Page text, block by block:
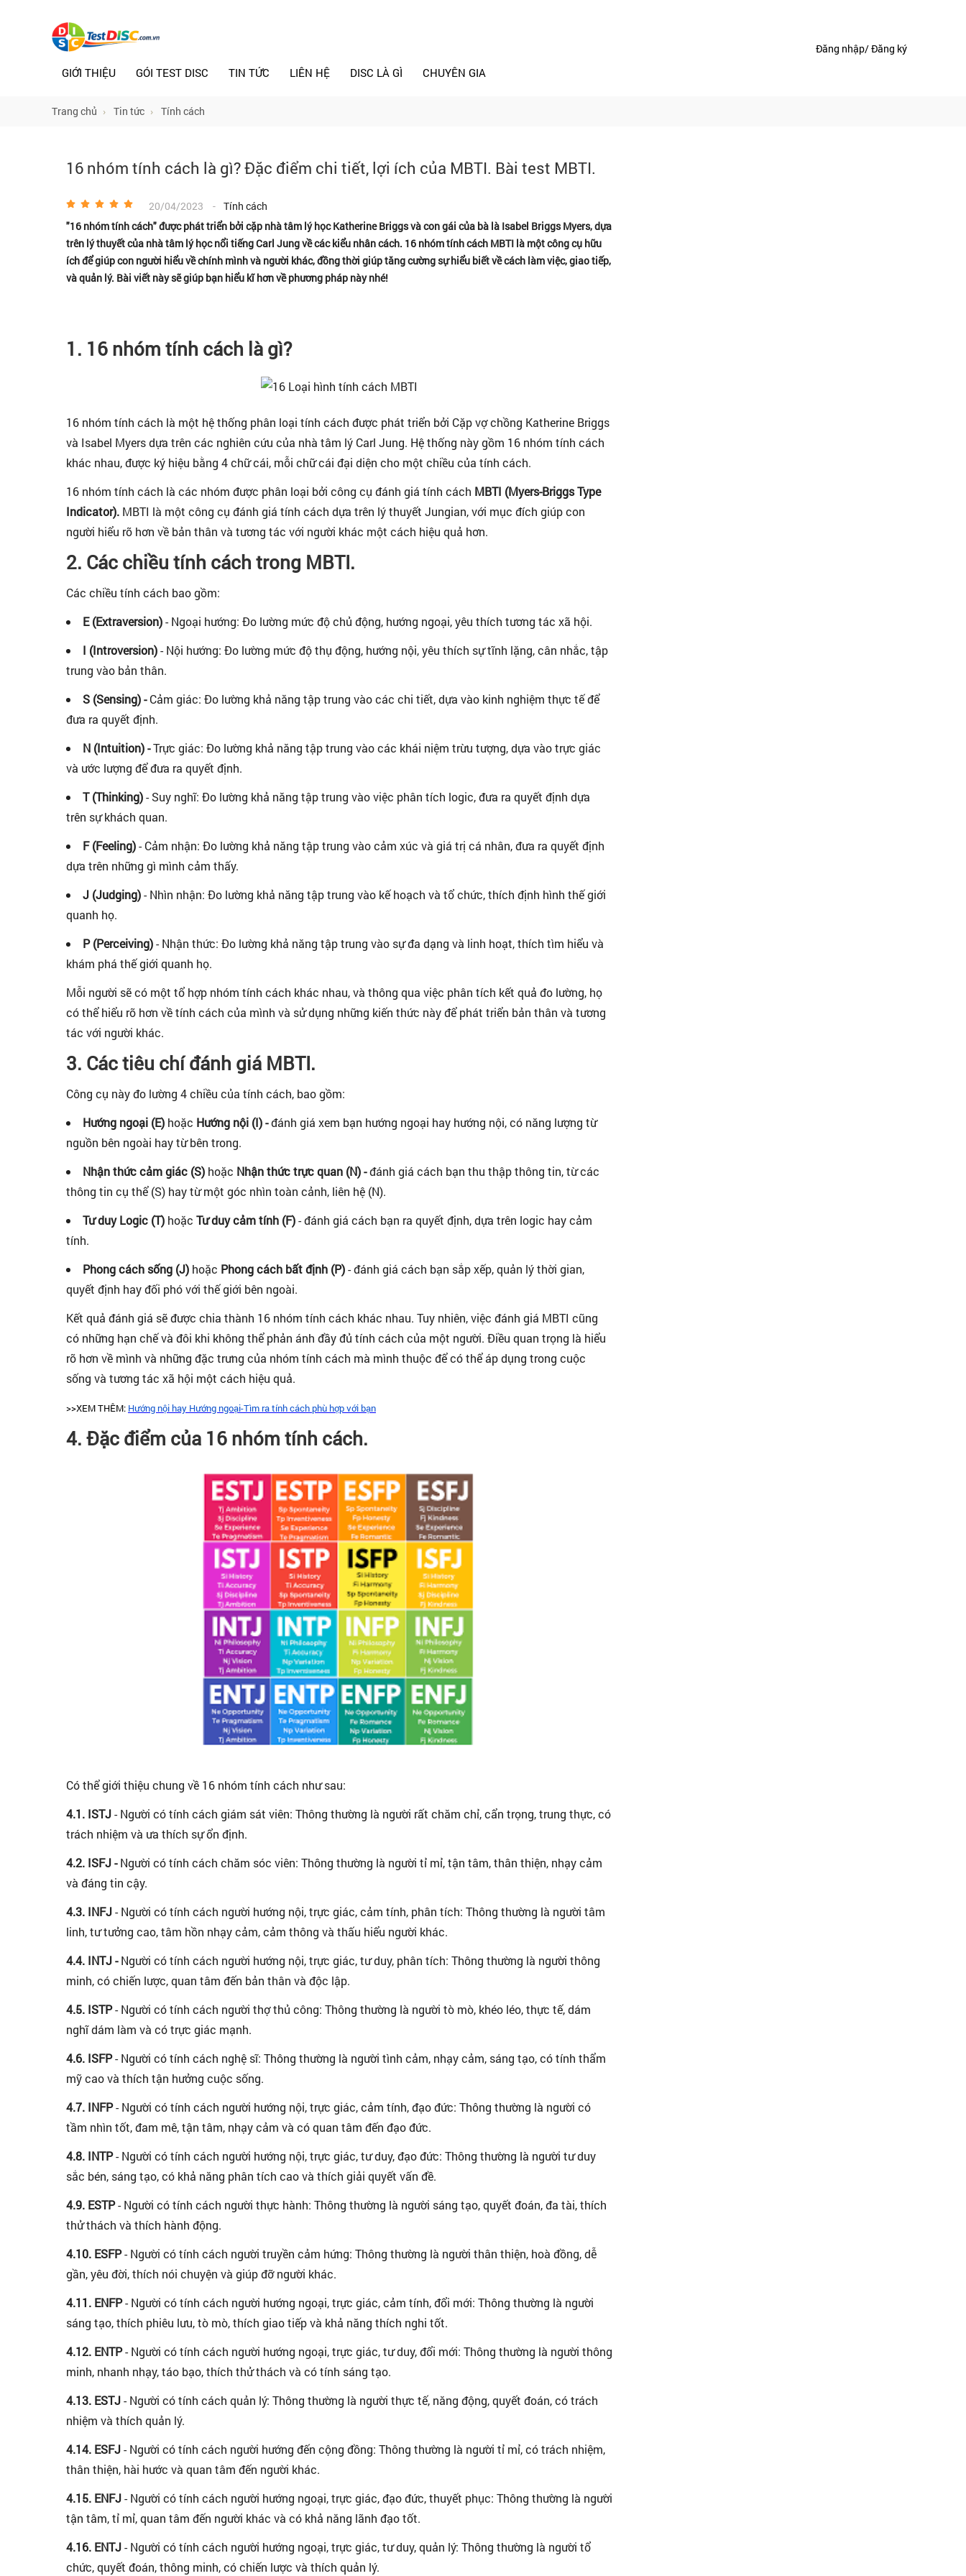
GIỚI THIỆU GÓI TEST DISC TIN TỨC LIÊN HỆ DISC LÀ GÌ CHUYÊN GIA
Đăng nhập/ Đăng ký
Trang chủ Tin tức Tính cách
16 nhóm tính cách là gì? Đặc điểm chi tiết, lợi ích của MBTI. Bài test MBTI.
20/04/2023 - Tính cách
"16 nhóm tính cách" được phát triển bởi cặp nhà tâm lý học Katherine Briggs và con gái của bà là Isabel Briggs Myers, dựa
trên lý thuyết của nhà tâm lý học nổi tiếng Carl Jung về các kiểu nhân cách. 16 nhóm tính cách MBTI là một công cụ hữu
ích để giúp con người hiểu về chính mình và người khác, đồng thời giúp tăng cường sự hiểu biết về cách làm việc, giao tiếp,
và quản lý. Bài viết này sẽ giúp bạn hiểu kĩ hơn về phương pháp này nhé!
1. 16 nhóm tính cách là gì?
16 nhóm tính cách là một hệ thống phân loại tính cách được phát triển bởi Cặp vợ chồng Katherine Briggs
và Isabel Myers dựa trên các nghiên cứu của nhà tâm lý Carl Jung. Hệ thống này gồm 16 nhóm tính cách
khác nhau, được ký hiệu bằng 4 chữ cái, mỗi chữ cái đại diện cho một chiều của tính cách.
16 nhóm tính cách là các nhóm được phân loại bởi công cụ đánh giá tính cách MBTI (Myers-Briggs Type
Indicator). MBTI là một công cụ đánh giá tính cách dựa trên lý thuyết Jungian, với mục đích giúp con
người hiểu rõ hơn về bản thân và tương tác với người khác một cách hiệu quả hơn.
2. Các chiều tính cách trong MBTI.
Các chiều tính cách bao gồm:
E (Extraversion)- Ngoại hướng: Đo lường mức độ chủ động, hướng ngoại, yêu thích tương tác xã hội.
I (Introversion)- Nội hướng: Đo lường mức độ thụ động, hướng nội, yêu thích sự tĩnh lặng, cân nhắc, tập
trung vào bản thân.
S (Sensing) -Cảm giác: Đo lường khả năng tập trung vào các chi tiết, dựa vào kinh nghiệm thực tế để
đưa ra quyết định.
N (Intuition) -Trực giác: Đo lường khả năng tập trung vào các khái niệm trừu tượng, dựa vào trực giác
và ước lượng để đưa ra quyết định.
T (Thinking)- Suy nghĩ: Đo lường khả năng tập trung vào việc phân tích logic, đưa ra quyết định dựa
trên sự khách quan.
F (Feeling)- Cảm nhận: Đo lường khả năng tập trung vào cảm xúc và giá trị cá nhân, đưa ra quyết định
dựa trên những gì mình cảm thấy.
J (Judging)- Nhìn nhận: Đo lường khả năng tập trung vào kế hoạch và tổ chức, thích định hình thế giới
quanh họ.
P (Perceiving)- Nhận thức: Đo lường khả năng tập trung vào sự đa dạng và linh hoạt, thích tìm hiểu và
khám phá thế giới quanh họ.
Mỗi người sẽ có một tổ hợp nhóm tính cách khác nhau, và thông qua việc phân tích kết quả đo lường, họ
có thể hiểu rõ hơn về tính cách của mình và sử dụng những kiến thức này để phát triển bản thân và tương
tác với người khác.
3. Các tiêu chí đánh giá MBTI.
Công cụ này đo lường 4 chiều của tính cách, bao gồm:
Hướng ngoại (E) hoặc Hướng nội (I) -đánh giá xem bạn hướng ngoại hay hướng nội, có năng lượng từ
nguồn bên ngoài hay từ bên trong.
Nhận thức cảm giác (S) hoặc Nhận thức trực quan (N) -đánh giá cách bạn thu thập thông tin, từ các
thông tin cụ thể (S) hay từ một góc nhìn toàn cảnh, liên hệ (N).
Tư duy Logic (T) hoặc Tư duy cảm tính (F)- đánh giá cách bạn ra quyết định, dựa trên logic hay cảm
tính.
Phong cách sống (J) hoặc Phong cách bất định (P)- đánh giá cách bạn sắp xếp, quản lý thời gian,
quyết định hay đối phó với thế giới bên ngoài.
Kết quả đánh giá sẽ được chia thành 16 nhóm tính cách khác nhau. Tuy nhiên, việc đánh giá MBTI cũng
có những hạn chế và đôi khi không thể phản ánh đầy đủ tính cách của một người. Điều quan trọng là hiểu
rõ hơn về mình và những đặc trưng của nhóm tính cách mà mình thuộc để có thể áp dụng trong cuộc
sống và tương tác xã hội một cách hiệu quả.
>>XEM THÊM: Hướng nội hay Hướng ngoại-Tìm ra tính cách phù hợp với bạn
4. Đặc điểm của 16 nhóm tính cách.
Có thể giới thiệu chung về 16 nhóm tính cách như sau:
4.1. ISTJ- Người có tính cách giám sát viên: Thông thường là người rất chăm chỉ, cẩn trọng, trung thực, có
trách nhiệm và ưa thích sự ổn định.
4.2. ISFJ -Người có tính cách chăm sóc viên: Thông thường là người tỉ mỉ, tận tâm, thân thiện, nhạy cảm
và đáng tin cậy.
4.3. INFJ- Người có tính cách người hướng nội, trực giác, cảm tính, phân tích: Thông thường là người tâm
linh, tư tưởng cao, tâm hồn nhạy cảm, cảm thông và thấu hiểu người khác.
4.4. INTJ -Người có tính cách người hướng nội, trực giác, tư duy, phân tích: Thông thường là người thông
minh, có chiến lược, quan tâm đến bản thân và độc lập.
4.5. ISTP- Người có tính cách người thợ thủ công: Thông thường là người tò mò, khéo léo, thực tế, dám
nghĩ dám làm và có trực giác mạnh.
4.6. ISFP- Người có tính cách nghệ sĩ: Thông thường là người tình cảm, nhạy cảm, sáng tạo, có tính thẩm
mỹ cao và thích tận hưởng cuộc sống.
4.7. INFP- Người có tính cách người hướng nội, trực giác, cảm tính, đạo đức: Thông thường là người có
tầm nhìn tốt, đam mê, tận tâm, nhạy cảm và có quan tâm đến đạo đức.
4.8. INTP- Người có tính cách người hướng nội, trực giác, tư duy, đạo đức: Thông thường là người tư duy
sắc bén, sáng tạo, có khả năng phân tích cao và thích giải quyết vấn đề.
4.9. ESTP- Người có tính cách người thực hành: Thông thường là người sáng tạo, quyết đoán, đa tài, thích
thử thách và thích hành động.
4.10. ESFP- Người có tính cách người truyền cảm hứng: Thông thường là người thân thiện, hoà đồng, dễ
gần, yêu đời, thích nói chuyện và giúp đỡ người khác.
4.11. ENFP- Người có tính cách người hướng ngoại, trực giác, cảm tính, đổi mới: Thông thường là người
sáng tạo, thích phiêu lưu, tò mò, thích giao tiếp và khả năng thích nghi tốt.
4.12. ENTP- Người có tính cách người hướng ngoại, trực giác, tư duy, đổi mới: Thông thường là người thông
minh, nhanh nhạy, táo bạo, thích thử thách và có tính sáng tạo.
4.13. ESTJ- Người có tính cách quản lý: Thông thường là người thực tế, năng động, quyết đoán, có trách
nhiệm và thích quản lý.
4.14. ESFJ- Người có tính cách người hướng đến cộng đồng: Thông thường là người tỉ mỉ, có trách nhiệm,
thân thiện, hài hước và quan tâm đến người khác.
4.15. ENFJ- Người có tính cách người hướng ngoại, trực giác, đạo đức, thuyết phục: Thông thường là người
tận tâm, tỉ mỉ, quan tâm đến người khác và có khả năng lãnh đạo tốt.
4.16. ENTJ- Người có tính cách người hướng ngoại, trực giác, tư duy, quản lý: Thông thường là người tổ
chức, quyết đoán, thông minh, có chiến lược và thích quản lý.